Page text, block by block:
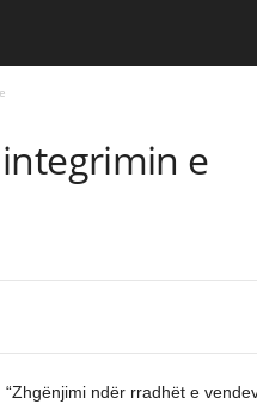
e
“Zhgënjimi ndër rradhët e